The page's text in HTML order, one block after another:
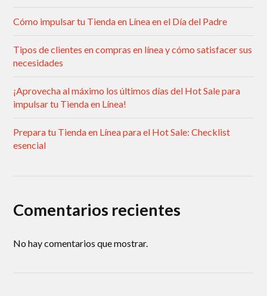
Cómo impulsar tu Tienda en Línea en el Día del Padre
Tipos de clientes en compras en línea y cómo satisfacer sus
necesidades
¡Aprovecha al máximo los últimos días del Hot Sale para
impulsar tu Tienda en Línea!
Prepara tu Tienda en Línea para el Hot Sale: Checklist
esencial
Comentarios recientes
No hay comentarios que mostrar.